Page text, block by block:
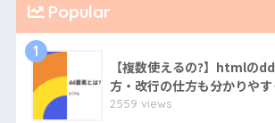
Popular
1
【複数使えるの?】htmlの
方・改行の仕方も分かりや
2559 views